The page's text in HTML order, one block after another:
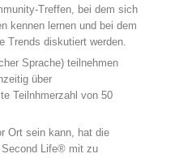
Treffen, bei dem sich
kennen lernen und bei dem
Trends diskutiert werden.
Sprache) teilnehmen
über
Teilnhmerzahl von 50
Ort sein kann, hat die
Second Life® mit zu